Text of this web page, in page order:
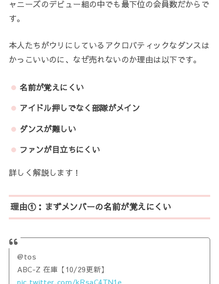
ャニーズのデビュー組の中でも最下位の会員数だからで
す。
本人たちがウリにしているアクロバティックなダンスは
かっこいいのに、なぜ売れないのか理由は以下です。
名前が覚えにくい
アイドル押しでなく部隊がメイン
ダンスが難しい
ファンが目立ちにくい
詳しく解説します！
理由①：まずメンバーの名前が覚えにくい
@tos
ABC-Z 在庫【10/29更新】
pic.twitter.com/kRsaC4TN1e